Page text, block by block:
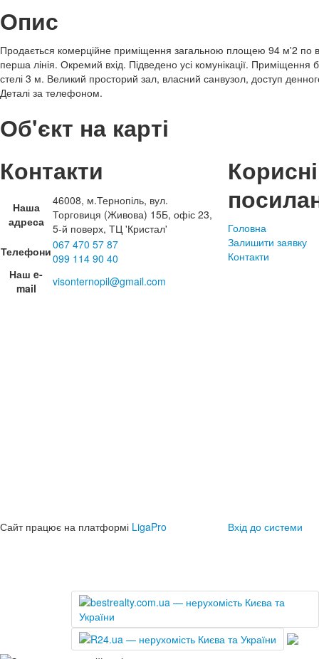
Опис
Продається комерційне приміщення загальною площею 94 м'2 по
перша лінія. Окремий вхід. Підведено усі комунікації. Приміщення
стелі 3 м. Великий просторий зал, власний санвузол, доступ
Деталі за телефоном.
Об'єкт на карті
Контакти
Наша
адреса
46008, м.Тернопіль, вул.
Торговиця (Живова) 15Б, офіс 23,
5-й поверх, ТЦ 'Кристал'
Телефони067 470 57 87
099 114 90 40
Наш e-
mail
visonternopil@gmail.com
Корисні
Головна
Залишити заявку
Контакти
Сайт працює на платформі LigaPro Вхід до системи